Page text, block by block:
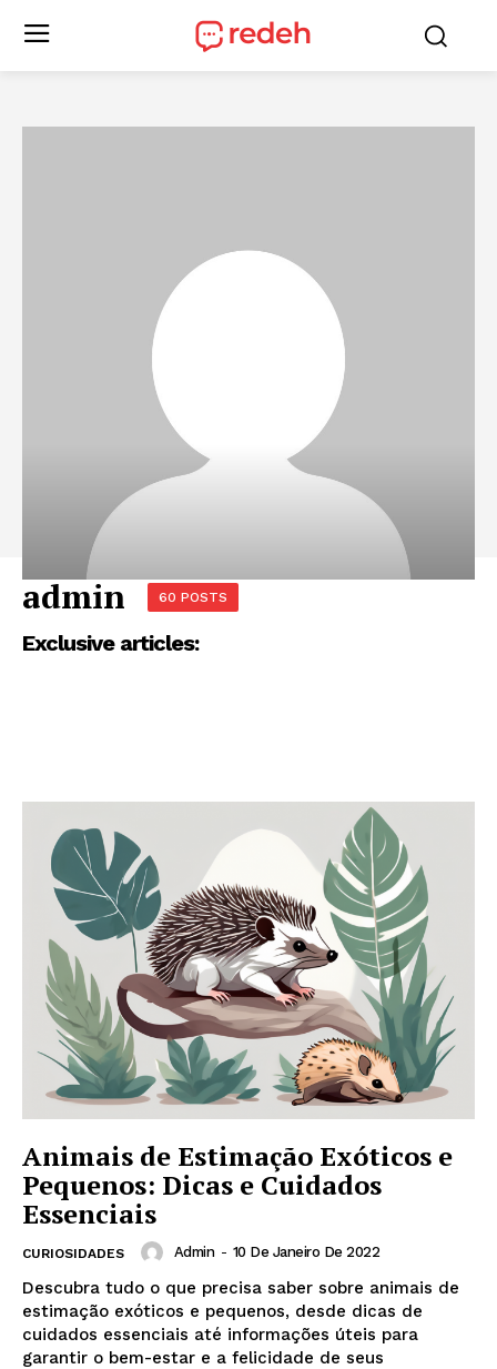
admin 60 POSTS
Exclusive articles:
Animais de Estimação Exóticos e
Pequenos: Dicas e Cuidados
Essenciais
CURIOSIDADES Admin - 10 De Janeiro De 2022
Descubra tudo o que precisa saber sobre animais de
estimação exóticos e pequenos, desde dicas de
cuidados essenciais até informações úteis para
garantir o bem-estar e a felicidade de seus